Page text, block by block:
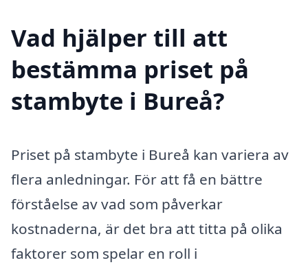
Vad hjälper till att
bestämma priset på
stambyte i Bureå?
Priset på stambyte i Bureå kan variera av
flera anledningar. För att få en bättre
förståelse av vad som påverkar
kostnaderna, är det bra att titta på olika
faktorer som spelar en roll i